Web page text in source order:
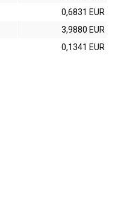
0,6831 EUR
3,9880 EUR
0,1341 EUR